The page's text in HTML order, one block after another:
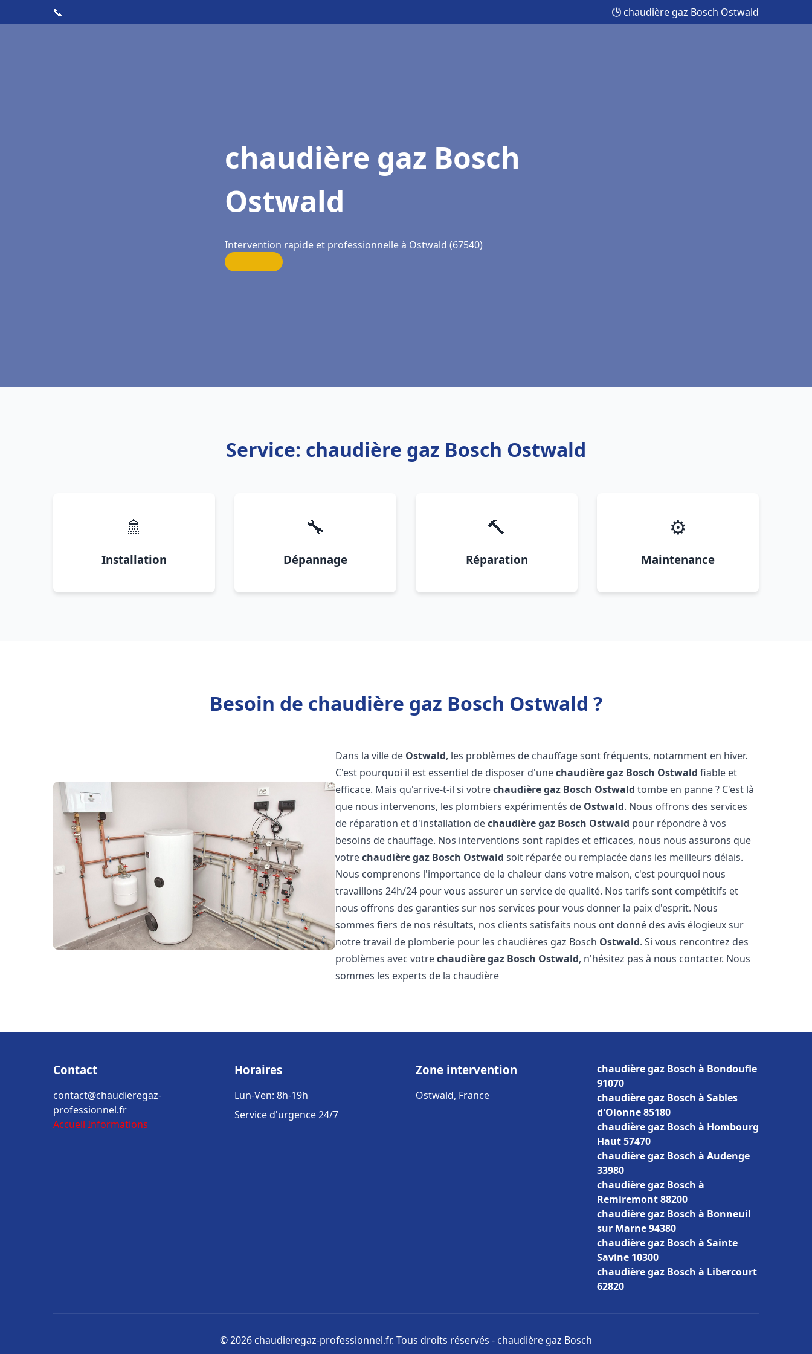
📞 🕒 chaudière gaz Bosch Ostwald
chaudière gaz Bosch
Ostwald
Intervention rapide et professionnelle à Ostwald (67540)
Service: chaudière gaz Bosch Ostwald
🚿
Installation
🔧
Dépannage
🔨
Réparation
⚙️
Maintenance
Besoin de chaudière gaz Bosch Ostwald ?
Dans la ville de Ostwald, les problèmes de chauffage sont fréquents, notamment en hiver.
C'est pourquoi il est essentiel de disposer d'unechaudière gaz Bosch Ostwald fiable et
efficace. Mais qu'arrive-t-il si votrechaudière gaz Bosch Ostwald tombe en panne ? C'est là
que nous intervenons, les plombiers expérimentés de Ostwald. Nous offrons des services
de réparation et d'installation dechaudière gaz Bosch Ostwald pour répondre à vos
besoins de chauffage. Nos interventions sont rapides et efficaces, nous nous assurons que
votrechaudière gaz Bosch Ostwald soit réparée ou remplacée dans les meilleurs délais.
Nous comprenons l'importance de la chaleur dans votre maison, c'est pourquoi nous
travaillons 24h/24 pour vous assurer un service de qualité. Nos tarifs sont compétitifs et
nous offrons des garanties sur nos services pour vous donner la paix d'esprit. Nous
sommes fiers de nos résultats, nos clients satisfaits nous ont donné des avis élogieux sur
notre travail de plomberie pour les chaudières gaz Bosch Ostwald. Si vous rencontrez des
problèmes avec votrechaudière gaz Bosch Ostwald, n'hésitez pas à nous contacter. Nous
sommes les experts de la chaudière
Contact
contact@chaudieregaz-
professionnel.fr
Accueil Informations
Horaires
Lun-Ven: 8h-19h
Service d'urgence 24/7
Zone intervention
Ostwald, France
chaudière gaz Bosch à Bondoufle
91070
chaudière gaz Bosch à Sables
d'Olonne 85180
chaudière gaz Bosch à Hombourg
Haut 57470
chaudière gaz Bosch à Audenge
33980
chaudière gaz Bosch à
Remiremont 88200
chaudière gaz Bosch à Bonneuil
sur Marne 94380
chaudière gaz Bosch à Sainte
Savine 10300
chaudière gaz Bosch à Libercourt
62820
© 2026 chaudieregaz-professionnel.fr. Tous droits réservés - chaudière gaz Bosch